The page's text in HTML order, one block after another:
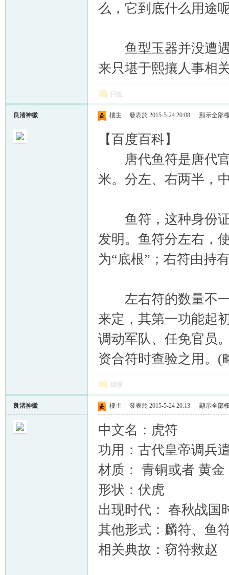
么，它到底什么用途
鱼型玉器并没遭遇
来只堪于熙攘人事相
回復
良渚神徽 樓主 發表於 2015-5-24 20:08 顯示全部
【百度百科】
唐代鱼符是唐代官
米。分左、右两半，
鱼符，这种身份证
发明。鱼符分左右，
为“底根”；右符由持
左右符的数量不一
来定，其第一功能起
调动军队、任免官员
资合符时查验之用。(
回復
良渚神徽 樓主 發表於 2015-5-24 20:13 顯示全部
中文名：虎符
功用：古代皇帝调兵
材质： 青铜或者 黄金
形状：伏虎
出现时代： 春秋战国
其他形式：麟符、鱼
相关典故：窃符救赵